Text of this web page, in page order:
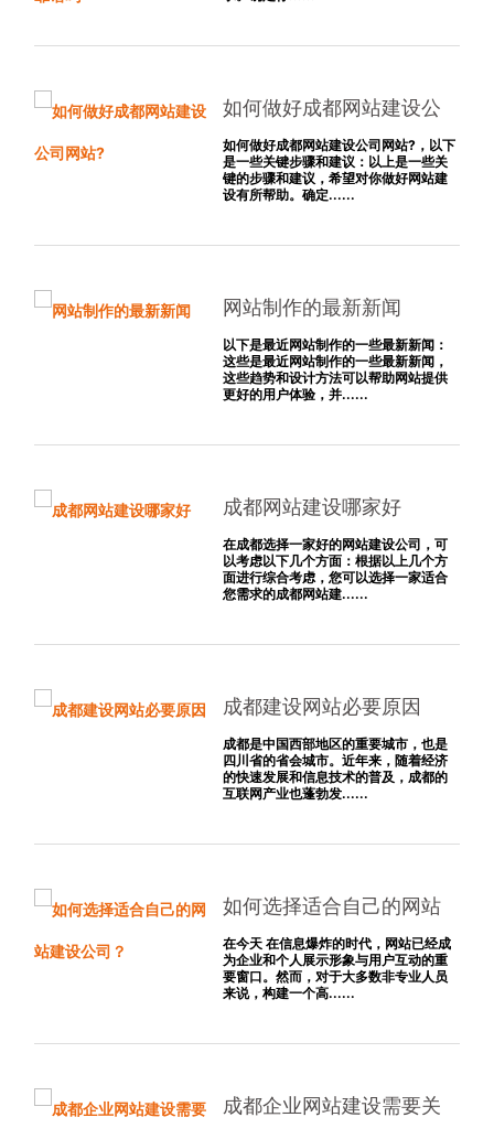
如何做好成都网站建设公
司网站?
如何做好成都网站建设公司网站?，以下
是一些关键步骤和建议：以上是一些关
键的步骤和建议，希望对你做好网站建
设有所帮助。确定......
网站制作的最新新闻
以下是最近网站制作的一些最新新闻：
这些是最近网站制作的一些最新新闻，
这些趋势和设计方法可以帮助网站提供
更好的用户体验，并......
成都网站建设哪家好
在成都选择一家好的网站建设公司，可
以考虑以下几个方面：根据以上几个方
面进行综合考虑，您可以选择一家适合
您需求的成都网站建......
成都建设网站必要原因
成都是中国西部地区的重要城市，也是
四川省的省会城市。近年来，随着经济
的快速发展和信息技术的普及，成都的
互联网产业也蓬勃发......
如何选择适合自己的网站
建设公司？
在今天 在信息爆炸的时代，网站已经成
为企业和个人展示形象与用户互动的重
要窗口。然而，对于大多数非专业人员
来说，构建一个高......
成都企业网站建设需要关